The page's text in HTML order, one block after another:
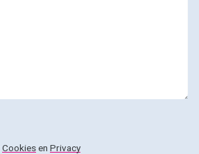
Cookiesen Privacy